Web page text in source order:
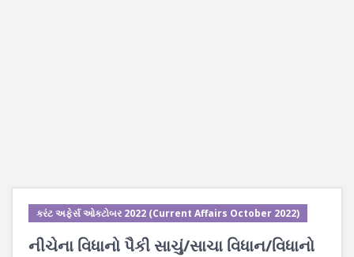
કરંટ અફેર્સ ઓક્ટોબર 2022 (Current Affairs October 2022)
નીચેના વિધાનો પૈકી સાચું/સાચા વિધાન/વિધાનો